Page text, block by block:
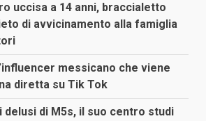
uccisa a 14 anni, braccialetto
di avvicinamento alla famiglia
messicano che viene
diretta su Tik Tok
delusi di M5s, il suo centro studi